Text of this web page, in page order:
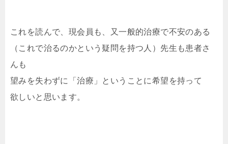
これを読んで、現会員も、又一般的治療で不安のある
（これで治るのかという疑問を持つ人）先生も患者さ
んも
望みを失わずに「治療」ということに希望を持って
欲しいと思います。